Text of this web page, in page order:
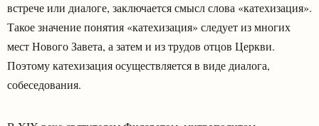
встрече или диалоге, заключается смысл слова «катехизация».
Такое значение понятия «катехизация» следует из многих
мест Нового Завета, а затем и из трудов отцов Церкви.
Поэтому катехизация осуществляется в виде диалога,
собеседования.